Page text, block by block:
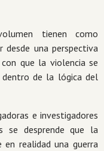
tienen como
desde una perspectiva
que la violencia se
dentro de la lógica del
e investigadores
se desprende que la
en realidad una guerra